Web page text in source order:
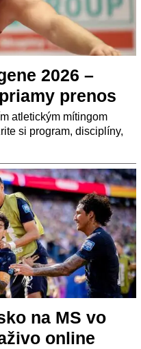
2026 –
prenos
atletickým mítingom
si program, disciplíny,
na MS vo
online